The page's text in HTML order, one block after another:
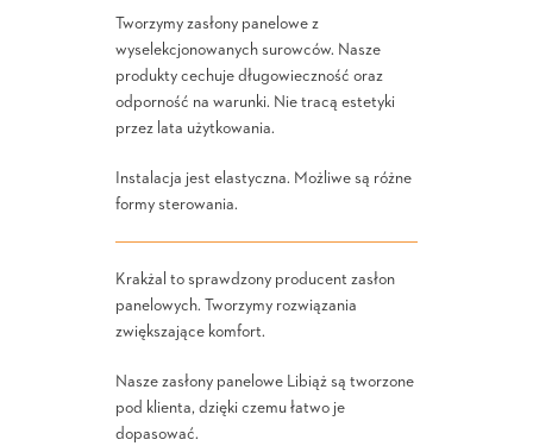
Tworzymy zasłony panelowe z
wyselekcjonowanych surowców. Nasze
produkty cechuje długowieczność oraz
odporność na warunki. Nie tracą estetyki
przez lata użytkowania.
Instalacja jest elastyczna. Możliwe są różne
formy sterowania.
Krakżal to sprawdzony producent zasłon
panelowych. Tworzymy rozwiązania
zwiększające komfort.
Nasze zasłony panelowe Libiąż są tworzone
pod klienta, dzięki czemu łatwo je
dopasować.